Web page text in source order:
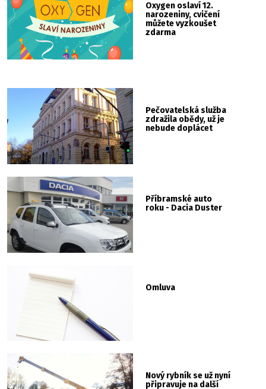
Oxygen oslaví 12.
narozeniny, cvičení
můžete vyzkoušet
zdarma
Pečovatelská služba
zdražila obědy, už je
nebude doplácet
Příbramské auto
roku - Dacia Duster
Omluva
Nový rybník se už nyní
připravuje na další